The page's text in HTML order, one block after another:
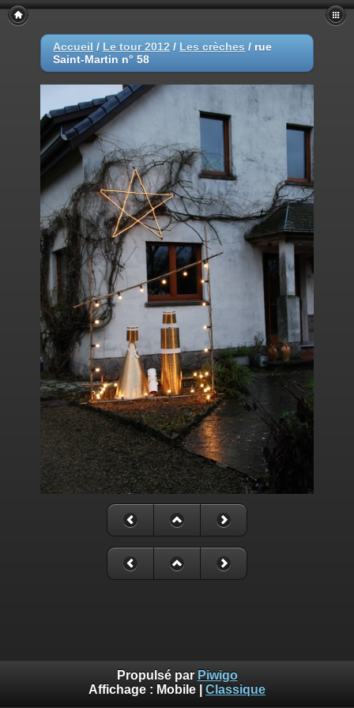
Accueil / Le tour 2012 / Les crèches / rue
Saint-Martin n° 58
Propulsé par Piwigo
Affichage : Mobile Classique